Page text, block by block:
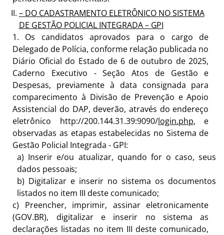
– DO CADASTRAMENTO ELETRÔNICO NO SISTEMA
DE GESTÃO POLICIAL INTEGRADA – GPI
1. Os candidatos aprovados para o cargo de
Delegado de Polícia, conforme relação publicada no
Diário Oficial do Estado de 6 de outubro de 2025,
Caderno Executivo - Seção Atos de Gestão e
Despesas, previamente à data consignada para
comparecimento à Divisão de Prevenção e Apoio
Assistencial do DAP, deverão, através do endereço
eletrônico http://200.144.31.39:9090/login.php, e
observadas as etapas estabelecidas no Sistema de
Gestão Policial Integrada - GPI:
a) Inserir e/ou atualizar, quando for o caso, seus
dados pessoais;
b) Digitalizar e inserir no sistema os documentos
listados no item III deste comunicado;
c) Preencher, imprimir, assinar eletronicamente
(GOV.BR), digitalizar e inserir no sistema as
declarações listadas no item III deste comunicado,